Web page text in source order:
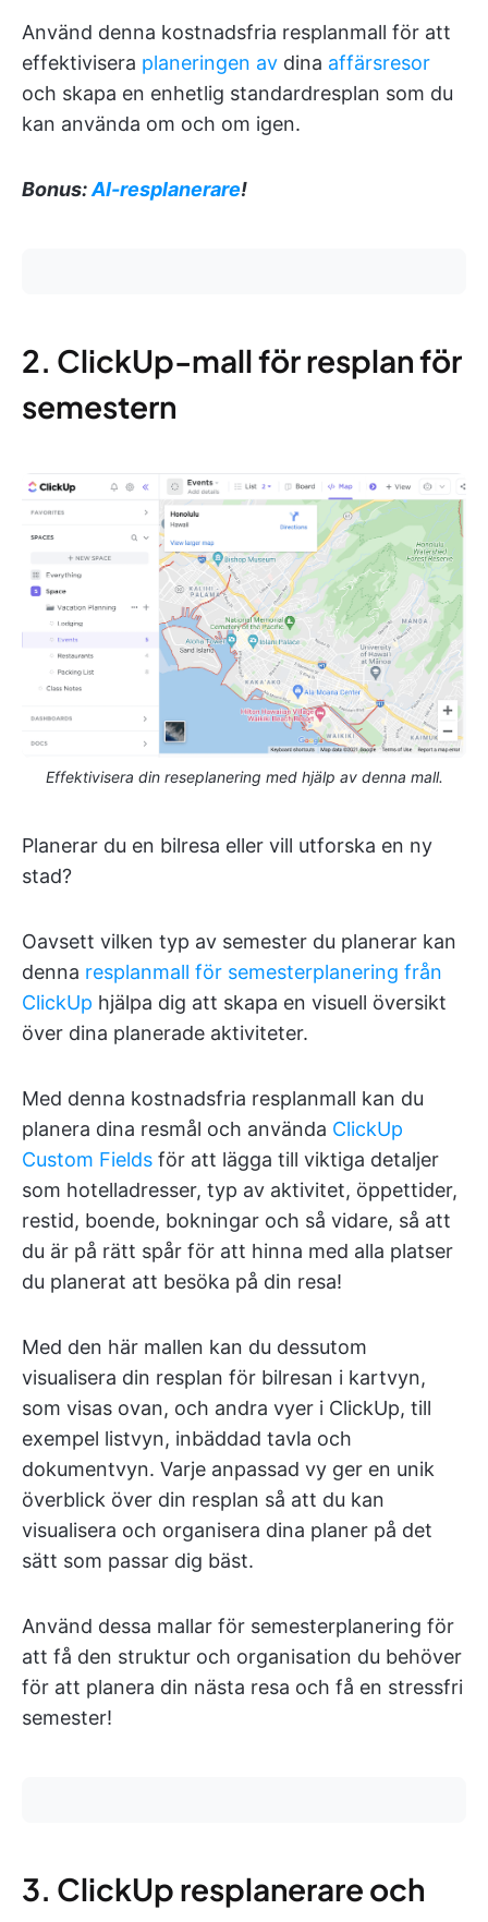
Använd denna kostnadsfria resplanmall för att
effektivisera planeringen av dina affärsresor
och skapa en enhetlig standardresplan som du
kan använda om och om igen.
Bonus:AI-resplanerare!
2. ClickUp-mall för resplan för
semestern
Effektivisera din reseplanering med hjälp av denna mall.
Planerar du en bilresa eller vill utforska en ny
stad?
Oavsett vilken typ av semester du planerar kan
denna resplanmall för semesterplanering från
ClickUp hjälpa dig att skapa en visuell översikt
över dina planerade aktiviteter.
Med denna kostnadsfria resplanmall kan du
planera dina resmål och använda ClickUp
Custom Fields för att lägga till viktiga detaljer
som hotelladresser, typ av aktivitet, öppettider,
restid, boende, bokningar och så vidare, så att
du är på rätt spår för att hinna med alla platser
du planerat att besöka på din resa!
Med den här mallen kan du dessutom
visualisera din resplan för bilresan i kartvyn,
som visas ovan, och andra vyer i ClickUp, till
exempel listvyn, inbäddad tavla och
dokumentvyn. Varje anpassad vy ger en unik
överblick över din resplan så att du kan
visualisera och organisera dina planer på det
sätt som passar dig bäst.
Använd dessa mallar för semesterplanering för
att få den struktur och organisation du behöver
för att planera din nästa resa och få en stressfri
semester!
3. ClickUp resplanerare och